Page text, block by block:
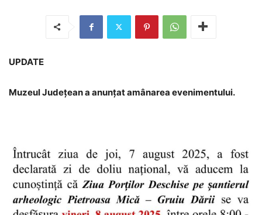
UPDATE
Muzeul Județean a anunțat amânarea evenimentului.